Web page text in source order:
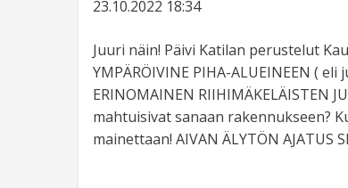
23.10.2022 18:34
Juuri näin! Päivi Katilan perustelut
YMPÄRÖIVINE PIHA-ALUEINEEN (
ERINOMAINEN RIIHIMÄKELÄISTEN
mahtuisivat sanaan rakennukseen?
mainettaan! AIVAN ÄLYTÖN AJATUS